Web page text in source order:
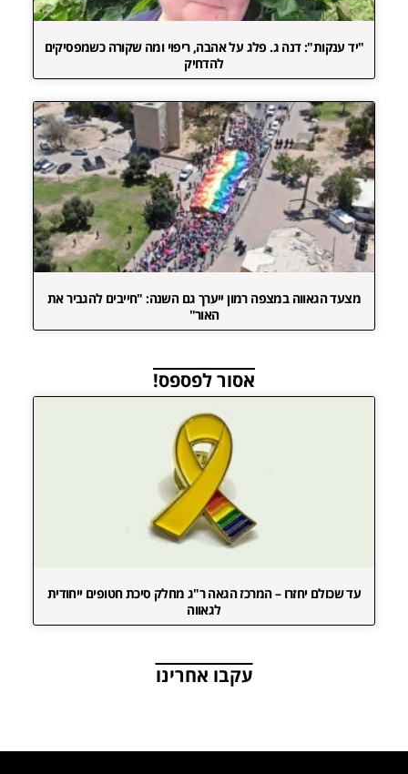
"יד ענקות": דנה ג. פלג על אהבה, ריפוי ומה שקורה כשמפסיקים
להדחיק
מצעד הגאווה במצפה רמון ייערך גם השנה: "חייבים להגביר את
האור"
אסור לפספס!
עד שכולם יחזרו – המרכז הגאה ר"ג מחלק סיכת חטופים ייחודית
לגאווה
עקבו אחרינו